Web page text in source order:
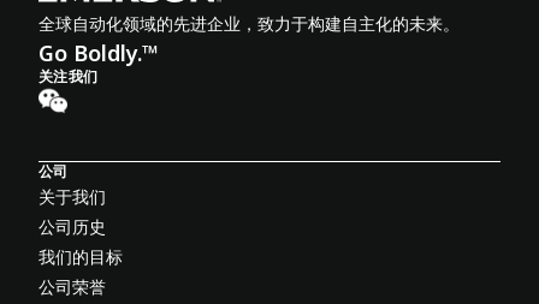
全球自动化领域的先进企业，致力于构建自主化的未来。
Go Boldly.™
关注我们
公司
关于我们
公司历史
我们的目标
公司荣誉